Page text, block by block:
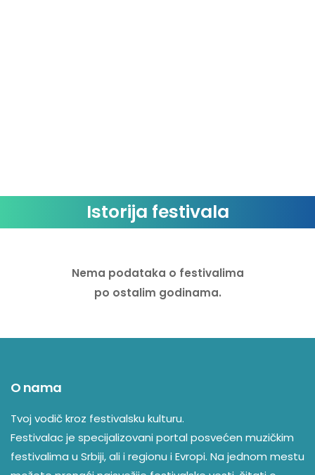
Istorija festivala
Nema podataka o festivalima
po ostalim godinama.
O nama
Tvoj vodič kroz festivalsku kulturu.
Festivalac je specijalizovani portal posvećen muzičkim
festivalima u Srbiji, ali i regionu i Evropi. Na jednom mestu